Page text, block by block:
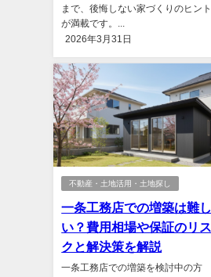
まで、後悔しない家づくりのヒント
が満載です。...
2026年3月31日
不動産・土地活用・土地探し
一条工務店での増築は難し
い？費用相場や保証のリス
クと解決策を解説
一条工務店での増築を検討中の方